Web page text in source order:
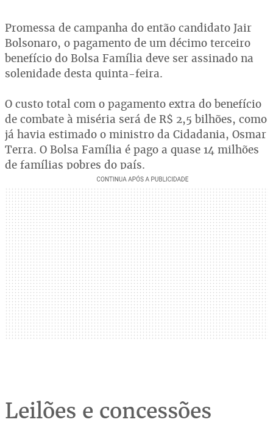
Promessa de campanha do então candidato Jair
Bolsonaro, o pagamento de um décimo terceiro
benefício do Bolsa Família deve ser assinado na
solenidade desta quinta-feira.
O custo total com o pagamento extra do benefício
de combate à miséria será de R$ 2,5 bilhões, como
já havia estimado o ministro da Cidadania, Osmar
Terra. O Bolsa Família é pago a quase 14 milhões
de famílias pobres do país.
Leilões e concessões